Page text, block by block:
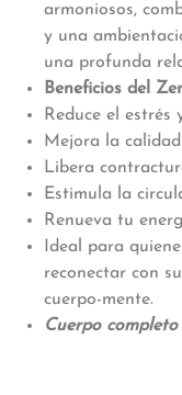
armoniosos,
y una
una profunda
Beneficios del
Reduce el estrés
Mejora la
Libera
Estimula la
Renueva tu
Ideal para
reconectar con
cuerpo-mente.
Cuerpo completo